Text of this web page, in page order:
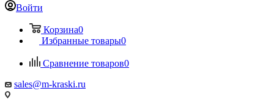
Войти
Корзина0
Избранные товары0
Сравнение товаров0
sales@m-kraski.ru